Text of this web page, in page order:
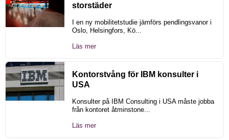
storstäder
I en ny mobilitetstudie jämförs pendlingsvanor i
Oslo, Helsingfors, Kö...
Läs mer
Kontorstvång för IBM konsulter i
USA
Konsulter på IBM Consulting i USA måste jobba
från kontoret åtminstone...
Läs mer